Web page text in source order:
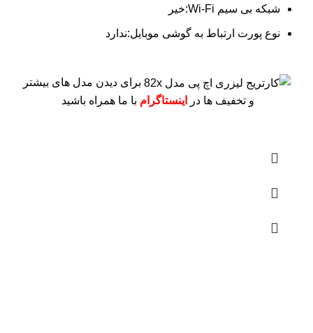
شبکه بی سیم Wi-Fi:خیر
نوع پورت ارتباط به گوشی موبایل:ندارد
برای دیدن مدل های بیشتر
و تخفیف ها در
اینستاگرام با ما همراه باشید